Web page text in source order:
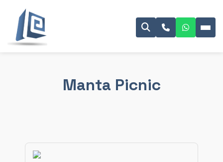
Manta Picnic